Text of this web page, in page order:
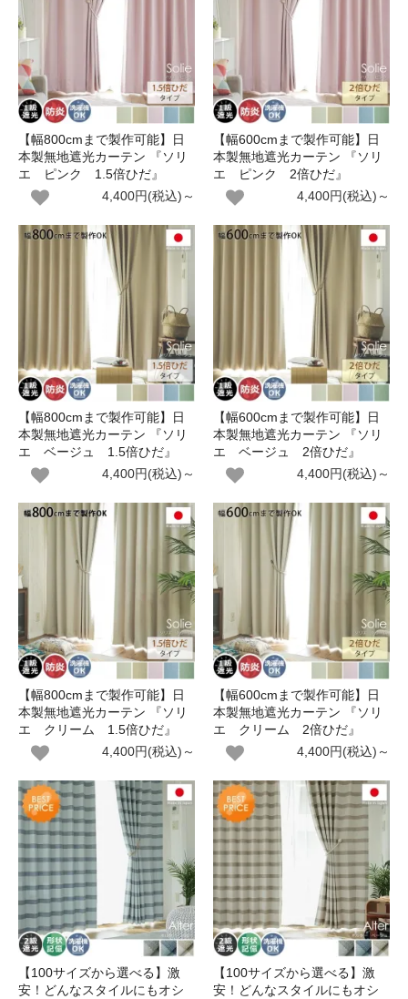
【幅800cmまで製作可能】日
本製無地遮光カーテン 『ソリ
エ ピンク 1.5倍ひだ』
4,400円(税込)～
【幅600cmまで製作可能】日
本製無地遮光カーテン 『ソリ
エ ピンク 2倍ひだ』
4,400円(税込)～
【幅800cmまで製作可能】日
本製無地遮光カーテン 『ソリ
エ ベージュ 1.5倍ひだ』
4,400円(税込)～
【幅600cmまで製作可能】日
本製無地遮光カーテン 『ソリ
エ ベージュ 2倍ひだ』
4,400円(税込)～
【幅800cmまで製作可能】日
本製無地遮光カーテン 『ソリ
エ クリーム 1.5倍ひだ』
4,400円(税込)～
【幅600cmまで製作可能】日
本製無地遮光カーテン 『ソリ
エ クリーム 2倍ひだ』
4,400円(税込)～
【100サイズから選べる】激
安！どんなスタイルにもオシ
【100サイズから選べる】激
安！どんなスタイルにもオシ